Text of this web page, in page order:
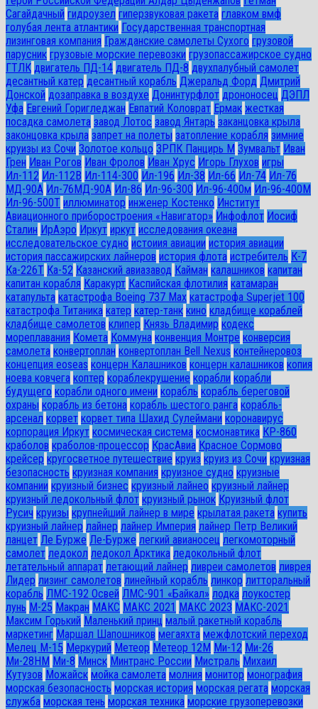
Сагайдачный гидроузел гиперзвуковая ракета главком вмф
голубая лента атлантики Государственная транспортная
лизинговая компания Гражданские самолеты Сухого грузовой
парусник грузовые морские перевозки грузопассажирское судно
ГТЛК двигатель ПД-14 двигатель ПД-8 двухпалубный самолет
десантный катер десантный корабль Джеральд Форд Дмитрий
Донской дозаправка в воздухе Донинтурфлот дрононосец ДЭПЛ
Уфа Евгений Горигледжан Евпатий Коловрат Ермак жесткая
посадка самолета завод Лотос завод Янтарь заканцовка крыла
законцовка крыла запрет на полеты затопление корабля зимние
круизы из Сочи Золотое кольцо ЗРПК Панцирь М Зумвальт Иван
Грен Иван Рогов Иван Фролов Иван Хрус Игорь Глухов игры
Ил-112 Ил-112В Ил-114-300 Ил-196 Ил-38 Ил-66 Ил-74 Ил-76
МД-90А Ил-76МД-90А Ил-86 Ил-96-300 Ил-96-400м Ил-96-400М
Ил-96-500Т иллюминатор инженер Костенко Институт
Авиационного приборостроения «Навигатор» Инфофлот Иосиф
Сталин ИрАэро Иркут иркут исследования океана
исследовательское судно истоиия авиации история авиации
история пассажирских лайнеров история флота истребитель К-7
Ка-226Т Ка-52 Казанский авиазавод Кайман калашников капитан
капитан корабля Каракурт Каспийская флотилия катамаран
катапульта катастрофа Boeing 737 Max катастрофа Superjet 100
катастрофа Титаника катер катер-танк кино кладбище кораблей
кладбище самолетов клипер Князь Владимир кодекс
мореплавания Комета Коммуна конвенция Монтре конверсия
самолета конвертоплан конвертоплан Bell Nexus контейнеровоз
концепция eoseas концерн Калашников концерн калашников копия
ноева ковчега коптер кораблекрушение корабли корабли
будущего корабли одного имени корабль корабль береговой
охраны корабль из бетона корабль шестого ранга корабль-
арсенал корвет корвет типа Шахид Сулеймани коронавирус
корпорация Иркут космическая система космонавтика КР-860
краболов краболов-процессор КрасАвиа Красное Сормово
крейсер кругосветное путешествие круиз круиз из Сочи круизная
безопасность круизная компания круизное судно круизные
компании круизный бизнес круизный лайнео круизный лайнер
круизный ледокольный флот круизный рынок Круизный флот
Русич круизы крупнейший лайнер в мире крылатая ракета купить
круизный лайнер лайнер лайнер Империя лайнер Петр Великий
ланцет Ле Бурже Ле-Бурже легкий авианосец легкомоторный
самолет ледокол ледокол Арктика ледокольный флот
летательный аппарат летающий лайнер ливреи самолетов ливрея
Лидер лизинг самолетов линейный корабль линкор литторальный
корабль ЛМС-192 Освей ЛМС-901 «Байкал» лодка лоукостер
лунь М-25 Макран МАКС МАКС 2021 МАКС 2023 МАКС-2021
Максим Горький Маленький принц малый ракетный корабль
маркетинг Маршал Шапошников мегаяхта межфлотский переход
Мелец М-15 Меркурий Метеор Метеор 12М Ми-12 Ми-26
Ми-28HM Ми-8 Минск Минтранс России Мистраль Михаил
Кутузов Можайск мойка самолета молния монитор монография
морская безопасность морская история морская регата морская
служба морская тень морская техника морские грузоперевозки